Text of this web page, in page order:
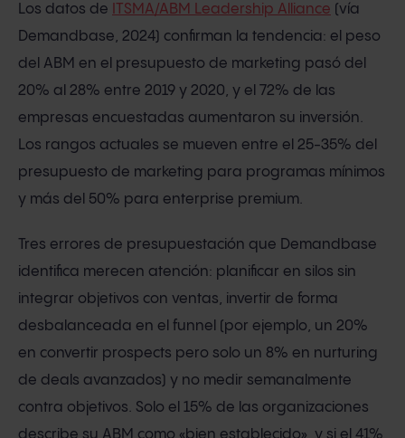
Los datos de ITSMA/ABM Leadership Alliance (vía
Demandbase, 2024) confirman la tendencia: el peso
del ABM en el presupuesto de marketing pasó del
20% al 28% entre 2019 y 2020, y el 72% de las
empresas encuestadas aumentaron su inversión.
Los rangos actuales se mueven entre el 25-35% del
presupuesto de marketing para programas mínimos
y más del 50% para enterprise premium.
Tres errores de presupuestación que Demandbase
identifica merecen atención: planificar en silos sin
integrar objetivos con ventas, invertir de forma
desbalanceada en el funnel (por ejemplo, un 20%
en convertir prospects pero solo un 8% en nurturing
de deals avanzados) y no medir semanalmente
contra objetivos. Solo el 15% de las organizaciones
describe su ABM como «bien establecido», y si el 41%